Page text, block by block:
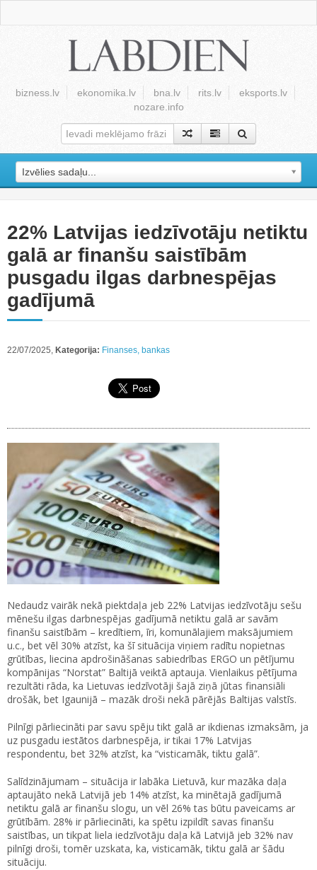
bizness.lv ekonomika.lv bna.lv rits.lv
eksports.lv
nozare.info
Izvēlies sadaļu...
22% Latvijas iedzīvotāju netiktu
galā ar finanšu saistībām
pusgadu ilgas darbnespējas
gadījumā
22/07/2025, Kategorija: Finanses, bankas
Nedaudz vairāk nekā piektdaļa jeb 22% Latvijas iedzīvotāju sešu
mēnešu ilgas darbnespējas gadījumā netiktu galā ar savām
finanšu saistībām – kredītiem, īri, komunālajiem maksājumiem
u.c., bet vēl 30% atzīst, ka šī situācija viņiem radītu nopietnas
grūtības, liecina apdrošināšanas sabiedrības ERGO un pētījumu
kompānijas “Norstat” Baltijā veiktā aptauja. Vienlaikus pētījuma
rezultāti rāda, ka Lietuvas iedzīvotāji šajā ziņā jūtas finansiāli
drošāk, bet Igaunijā – mazāk droši nekā pārējās Baltijas valstīs.
Pilnīgi pārliecināti par savu spēju tikt galā ar ikdienas izmaksām, ja
uz pusgadu iestātos darbnespēja, ir tikai 17% Latvijas
respondentu, bet 32% atzīst, ka “visticamāk, tiktu galā”.
Salīdzinājumam – situācija ir labāka Lietuvā, kur mazāka daļa
aptaujāto nekā Latvijā jeb 14% atzīst, ka minētajā gadījumā
netiktu galā ar finanšu slogu, un vēl 26% tas būtu paveicams ar
grūtībām. 28% ir pārliecināti, ka spētu izpildīt savas finanšu
saistības, un tikpat liela iedzīvotāju daļa kā Latvijā jeb 32% nav
pilnīgi droši, tomēr uzskata, ka, visticamāk, tiktu galā ar šādu
situāciju.